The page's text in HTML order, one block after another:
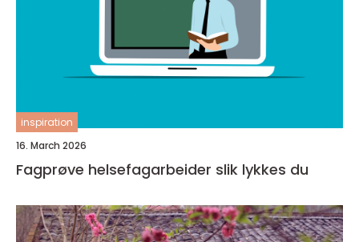
inspiration
16. March 2026
Fagprøve helsefagarbeider slik lykkes du